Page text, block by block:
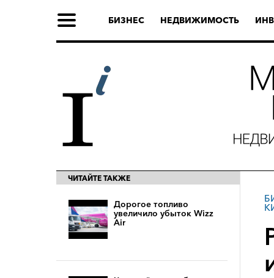
БИЗНЕС НЕДВИЖИМОСТЬ
ЧИТАЙТЕ ТАКЖЕ
Дорогое топливо
увеличило убыток Wizz
Air